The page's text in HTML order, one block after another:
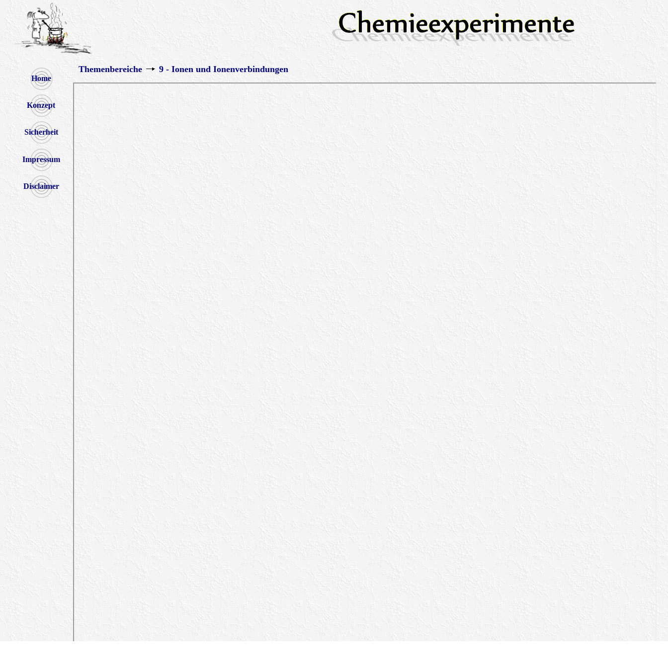
Home
Konzept
Sicherheit
Impressum
Disclaimer
Themenbereiche 9 - Ionen und Ionenverbindungen